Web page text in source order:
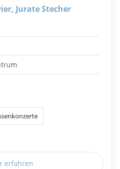
Jurate Stecher
erfahren